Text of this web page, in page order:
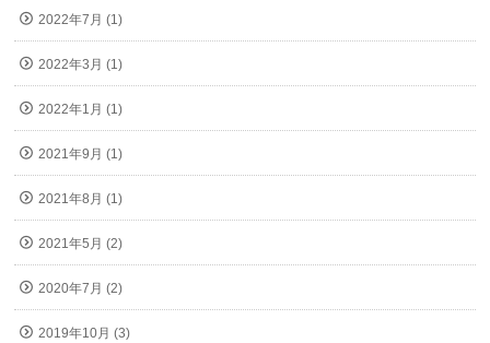
2022年7月 (1)
2022年3月 (1)
2022年1月 (1)
2021年9月 (1)
2021年8月 (1)
2021年5月 (2)
2020年7月 (2)
2019年10月 (3)